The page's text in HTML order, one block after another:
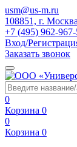
usm@us-m.ru
108851, г.
+7 (495) 962-
Вход/
Заказать звонок
0
Корзина 0
0
Корзина 0